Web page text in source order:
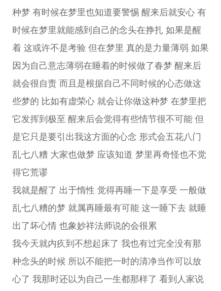
种梦 有时候在梦里也知道要警惕 醒来后就安心 有
时候在梦里就能感到自己的念头在挣扎 如果是醒
着 这或许不是考验 但在梦里 真的是力量薄弱 如果
因为自己意志薄弱在睡着的时候做了春梦 醒来后
就会很自责 而且是根据自己不同时候的心态做这
些梦的 比如有虚荣心 就会让你做这种梦 在梦里把
它发挥到极至 醒来后会觉得有些情节很不可能 但
是它只是要引出我这方面的心念 形式会五花八门
乱七八糟 大家也做梦 应该知道 梦里再奇怪也不觉
得它荒谬
我就是醒了 出于惰性 觉得再睡一下是享受 一般做
乱七八糟的梦 就属再睡最有可能 这一睡下去 就睡
出了坏心情 也象妙祥法师说的会很累
我今天就内疚到不想起床了 我也有过完全没有那
种念头的时候 所以不能把一时的清净当作可以放
心了 我那时还以为自己一生都那样了 看到人家说